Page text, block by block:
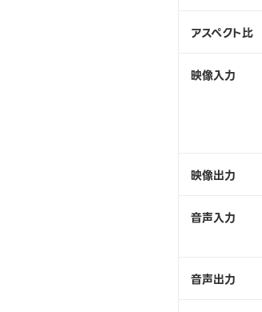
アスペクト比
映像入力
映像出力
音声入力
音声出力